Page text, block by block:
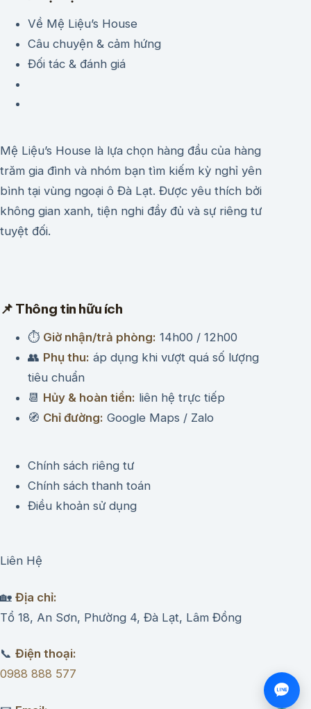
Về Mệ Liệu’s House
Câu chuyện & cảm hứng
Đối tác & đánh giá
Mệ Liệu’s House là lựa chọn hàng đầu của hàng
trăm gia đình và nhóm bạn tìm kiếm kỳ nghỉ yên
bình tại vùng ngoại ô Đà Lạt. Được yêu thích bởi
không gian xanh, tiện nghi đầy đủ và sự riêng tư
tuyệt đối.
📌 Thông tin hữu ích
⏱ Giờ nhận/trả phòng: 14h00 / 12h00
👥 Phụ thu: áp dụng khi vượt quá số lượng
tiêu chuẩn
📆 Hủy & hoàn tiền: liên hệ trực tiếp
🧭 Chỉ đường: Google Maps / Zalo
Chính sách riêng tư
Chính sách thanh toán
Điều khoản sử dụng
Liên Hệ
🏡 Địa chỉ:
Tổ 18, An Sơn, Phường 4, Đà Lạt, Lâm Đồng
📞 Điện thoại:
0988 888 577